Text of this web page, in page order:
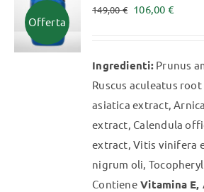
Offerta
149,00€ Il
era:
149,00 €.
106,00 €Il
è:
Ingredienti:Prunus
Ruscus aculeatus
asiatica extract,
extract, Calendula
extract, Vitis vinifera
nigrum oli,
ContieneVitamina E,